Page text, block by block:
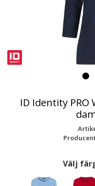
ID Identity
Välj